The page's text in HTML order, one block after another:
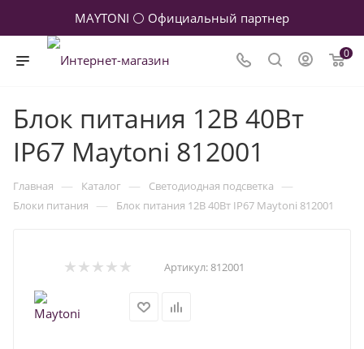
MAYTONI ⚪ Официальный партнер
0
Блок питания 12В 40Вт
IP67 Maytoni 812001
Главная — Каталог — Светодиодная подсветка —
Блоки питания — Блок питания 12В 40Вт IP67 Maytoni 812001
Артикул:812001